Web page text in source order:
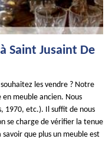
Saint Jusaint De
souhaitez les vendre ? Notre
meuble ancien. Nous
1970, etc.). Il suffit de nous
se charge de vérifier la tenue
que plus un meuble est